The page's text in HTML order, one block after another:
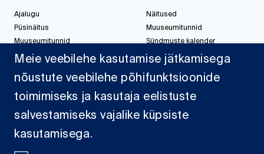
Ajalugu
Püsinäitus
Muuseumitunnid
Korralda üritus
Näitused
Muuseumitunnid
Sündmuste kalender
Korralda üritus
Sadamast
Meie veebilehe kasutamise jätkamisega
nõustute veebilehe põhifunktsioonide
toimimiseks ja kasutaja eelistuste
salvestamiseks vajalike küpsiste
kasutamisega.